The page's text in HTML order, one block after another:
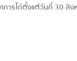
ารได้ตั้งแต่วันที่ 30 สิ